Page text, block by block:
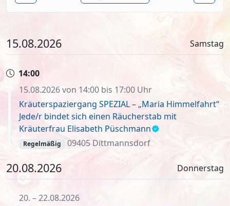
15.08.2026 Samstag
14:00
15.08.2026 von 14:00 bis 17:00 Uhr
Kräuterspaziergang SPEZIAL – „Maria Himmelfahrt“
Jede/r bindet sich einen Räucherstab mit
Kräuterfrau Elisabeth Püschmann
Regelmäßig 09405 Dittmannsdorf
20.08.2026 Donnerstag
20. – 22.08.2026